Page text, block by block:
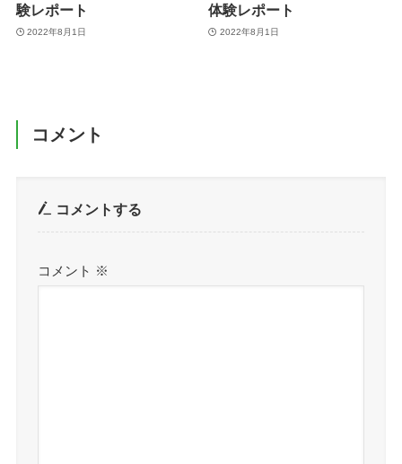
験レポート
2022年8月1日
体験レポート
2022年8月1日
コメント
コメントする
コメント ※